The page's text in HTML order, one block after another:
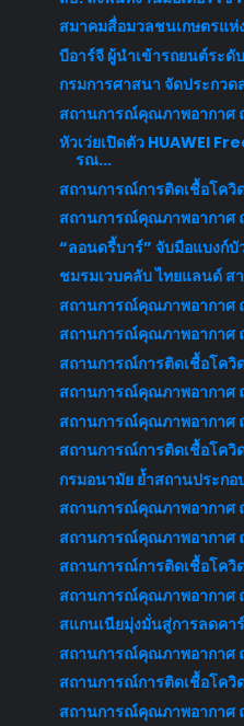
สมาคมสื่อมวลชนเกษตรแห่
บีอาร์จี ผู้นำเข้ารถยนต์ระดั
กรมการศาสนา จัดประกว
สถานการณ์คุณภาพอากาศ
หัวเว่ยเปิดตัว HUAWEI
รณ...
สถานการณ์การติดเชื้อโค
สถานการณ์คุณภาพอากาศ
“ลอนดรี้บาร์” จับมือแบงก์บั
ชมรมเวบคลับ ไทยแลนด์ ส
สถานการณ์คุณภาพอากาศ
สถานการณ์คุณภาพอากาศ
สถานการณ์การติดเชื้อโค
สถานการณ์คุณภาพอากาศ
สถานการณ์คุณภาพอากาศ
สถานการณ์การติดเชื้อโค
กรมอนามัย ย้ำสถานประกอ
สถานการณ์คุณภาพอากาศ
สถานการณ์คุณภาพอากาศ
สถานการณ์การติดเชื้อโควิ
สถานการณ์คุณภาพอากาศ
สแกนเนียมุ่งมั่นสู่การลดคา
สถานการณ์คุณภาพอากาศ
สถานการณ์การติดเชื้อโค
สถานการณ์คุณภาพอากาศ